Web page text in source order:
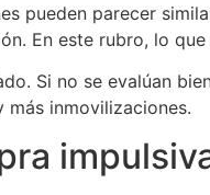
pueden parecer
En este rubro, lo
Si no se evalúan
inmovilizaciones.